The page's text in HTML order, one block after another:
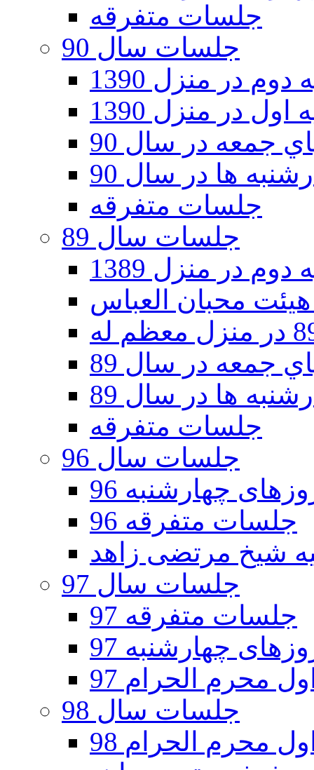
جلسات متفرقه
جلسات سال 90
در منزل 1390
در منزل 1390
جمعه در سال 90
ها در سال 90
جلسات متفرقه
جلسات سال 89
در منزل 1389
جمعه در سال 89
ها در سال 89
جلسات متفرقه
جلسات سال 96
چهارشنبه 96
جلسات متفرقه 96
جلسات سال 97
جلسات متفرقه 97
چهارشنبه 97
محرم الحرام 97
جلسات سال 98
محرم الحرام 98